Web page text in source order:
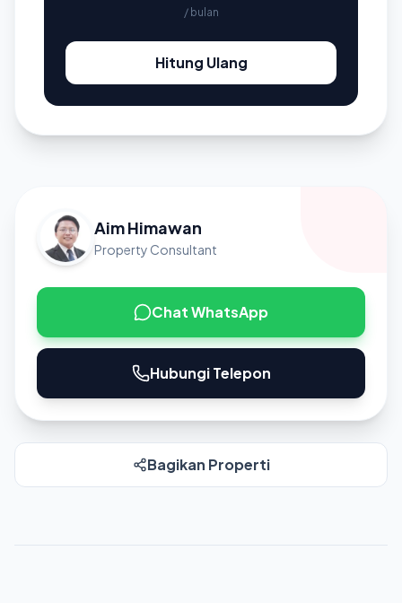
/ bulan
Hitung Ulang
Aim Himawan
Property Consultant
Chat WhatsApp
Hubungi Telepon
Bagikan Properti